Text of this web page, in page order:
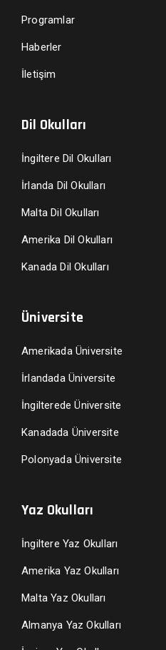
Programlar
Haberler
İletişim
Dil Okulları
İngiltere Dil Okulları
İrlanda Dil Okulları
Malta Dil Okulları
Amerika Dil Okulları
Kanada Dil Okulları
Üniversite
Amerikada Üniversite
İrlandada Üniversite
İngilterede Üniversite
Kanadada Üniversite
Polonyada Üniversite
Yaz Okulları
İngiltere Yaz Okulları
Amerika Yaz Okulları
Malta Yaz Okulları
Almanya Yaz Okulları